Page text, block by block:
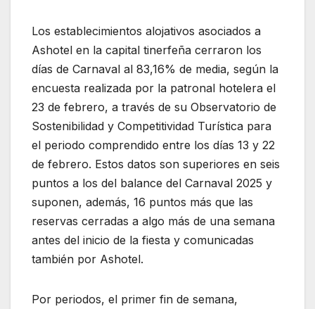
Los establecimientos alojativos asociados a
Ashotel en la capital tinerfeña cerraron los
días de Carnaval al 83,16% de media, según la
encuesta realizada por la patronal hotelera el
23 de febrero, a través de su Observatorio de
Sostenibilidad y Competitividad Turística para
el periodo comprendido entre los días 13 y 22
de febrero. Estos datos son superiores en seis
puntos a los del balance del Carnaval 2025 y
suponen, además, 16 puntos más que las
reservas cerradas a algo más de una semana
antes del inicio de la fiesta y comunicadas
también por Ashotel.
Por periodos, el primer fin de semana,